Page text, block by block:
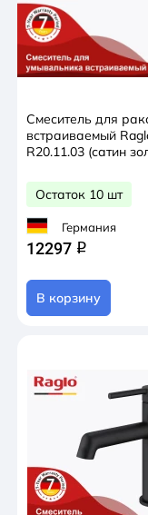
Смеситель для
встраиваемый
R20.11.03 (сатин
Остаток 10 шт
Германия
12297 q
В корзину